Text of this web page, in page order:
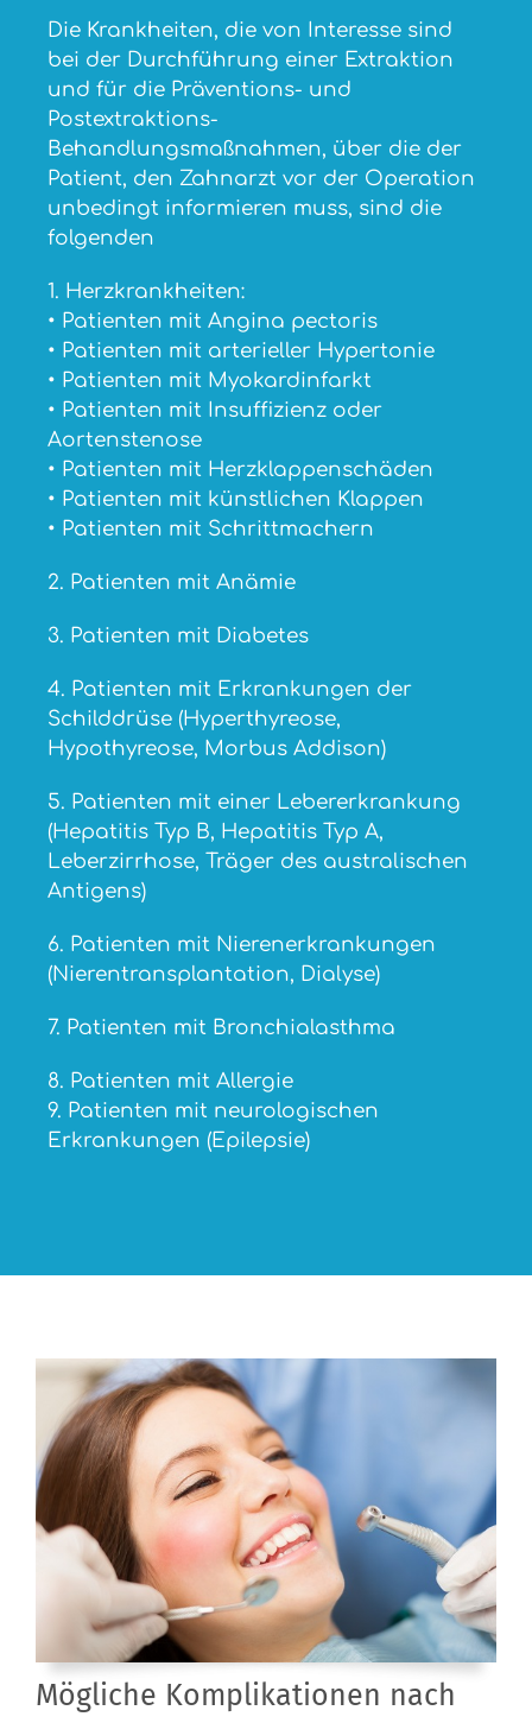
Die Krankheiten, die von Interesse sind
bei der Durchführung einer Extraktion
und für die Präventions- und
Postextraktions-
Behandlungsmaßnahmen, über die der
Patient, den Zahnarzt vor der Operation
unbedingt informieren muss, sind die
folgenden
1. Herzkrankheiten:
• Patienten mit Angina pectoris
• Patienten mit arterieller Hypertonie
• Patienten mit Myokardinfarkt
• Patienten mit Insuffizienz oder
Aortenstenose
• Patienten mit Herzklappenschäden
• Patienten mit künstlichen Klappen
• Patienten mit Schrittmachern
2. Patienten mit Anämie
3. Patienten mit Diabetes
4. Patienten mit Erkrankungen der
Schilddrüse (Hyperthyreose,
Hypothyreose, Morbus Addison)
5. Patienten mit einer Lebererkrankung
(Hepatitis Typ B, Hepatitis Typ A,
Leberzirrhose, Träger des australischen
Antigens)
6. Patienten mit Nierenerkrankungen
(Nierentransplantation, Dialyse)
7. Patienten mit Bronchialasthma
8. Patienten mit Allergie
9. Patienten mit neurologischen
Erkrankungen (Epilepsie)
Mögliche Komplikationen nach